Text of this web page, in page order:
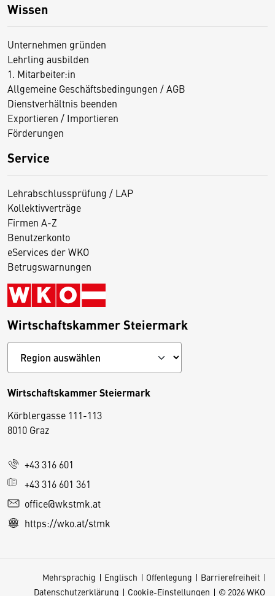
Wissen
Unternehmen gründen
Lehrling ausbilden
1. Mitarbeiter:in
Allgemeine Geschäftsbedingungen / AGB
Dienstverhältnis beenden
Exportieren / Importieren
Förderungen
Service
Lehrabschlussprüfung / LAP
Kollektivverträge
Firmen A-Z
Benutzerkonto
eServices der WKO
Betrugswarnungen
Wirtschaftskammer Steiermark
Wirtschaftskammer Steiermark
Körblergasse 111-113
8010 Graz
+43 316 601
+43 316 601 361
office@wkstmk.at
https://wko.at/stmk
Mehrsprachig Englisch Offenlegung
Barrierefreiheit
Datenschutzerklärung
Cookie-Einstellungen © 2026 WKO
D
i
s
e
S
e